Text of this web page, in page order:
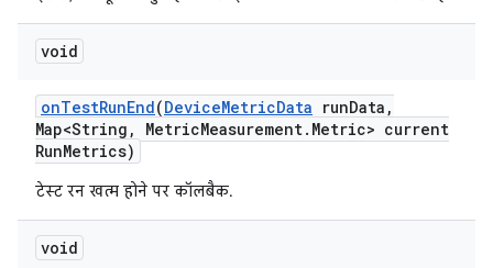
void
onTestRunEnd(DeviceMetricData runData ,
Map<String , MetricMeasurement. Metric> current
RunMetrics)
टेस्ट रन खत्म होने पर कॉलबैक.
void